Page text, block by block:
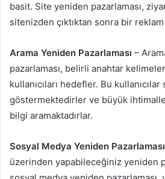
basit. Site yeniden pazarlaması,
sitenizden çıktıktan sonra bir
Arama Yeniden Pazarlaması –
pazarlaması, belirli anahtar
kullanıcıları hedefler. Bu
göstermektedirler ve büyük
bilgi aramaktadırlar.
Sosyal Medya Yeniden Pazarlaması
üzerinden yapabileceğiniz yeniden